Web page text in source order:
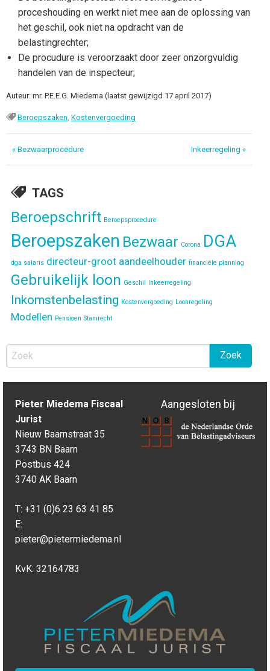
proceshouding en werkt niet mee aan de oplossing van
het geschil, ook niet na opdracht van de
belastingrechter;
De procudure is veroorzaakt door zeer onzorgvuldig
handelen van de inspecteur;
Auteur: mr. P.E.E.G. Miedema (laatst gewijzigd 17 april 2017)
Beroepszaken Kostenvergoeding
Bericht
navigatie
« Bezwaarprocedure Inkeerregeling »
TAGS
Beroepschrift Beroepsprocedure
Beroepszaken Bezwaar Corona DGA
dga salaris directeur-groot aandeelhouder financiële planning
Gebruikelijk loon Geschil Inkeerregeling
Inkomstenbelasting Kostenvergoeding Loonregeling
Modellen Pensioen Stamrecht
Pieter Miedema Fiscaal
Jurist
Nieuw Baarnstraat 35
3743 BN Baarn
Postbus 424
3740 AK Baarn
T: +31 (0)6 23 63 41 85
E:
pieter@pietermiedema.nl
KvK: 32164783
Aangesloten bij